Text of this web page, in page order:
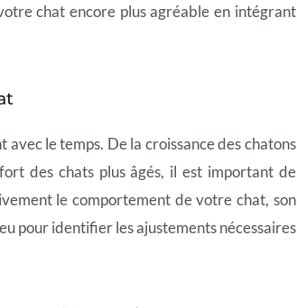
chat encore plus agréable en intégrant
le temps. De la croissance des chatons
des chats plus âgés, il est important de
le comportement de votre chat, son
pour identifier les ajustements nécessaires